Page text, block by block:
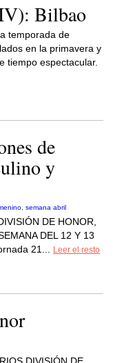
Bilbao
temporada de
en la primavera y
tiempo espectacular.
de
y
DE HONOR,
DEL 12 Y 13
21...
Leer el resto